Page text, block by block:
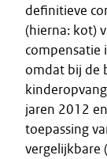
definitieve
(hierna: kot)
compensatie
omdat bij de
jaren 2012
toepassing
vergelijkbare